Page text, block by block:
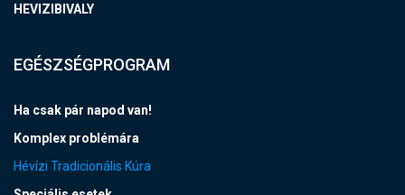
HEVIZIBIVALY
EGÉSZSÉGPROGRAM
Ha csak pár napod van!
Komplex problémára
Hévízi Tradicionális Kúra